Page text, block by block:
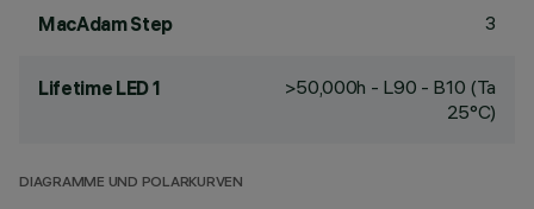
MacAdam Step 3
Lifetime LED 1
>50,000h - L90 - B10 (Ta
25°C)
DIAGRAMME UND POLARKURVEN